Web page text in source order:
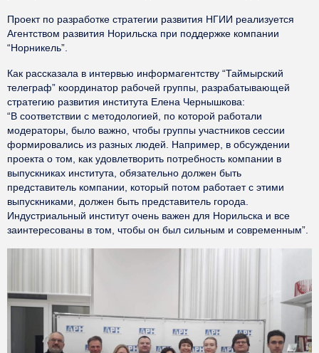
Проект по разработке стратегии развития НГИИ реализуется
Агентством развития Норильска при поддержке компании
“Норникель”.
Как рассказала в интервью информагентству “Таймырский
телеграф” координатор рабочей группы, разрабатывающей
стратегию развития института Елена Чернышкова:
“В соответствии с методологией, по которой работали
модераторы, было важно, чтобы группы участников сессии
формировались из разных людей. Например, в обсуждении
проекта о том, как удовлетворить потребность компании в
выпускниках института, обязательно должен быть
представитель компании, который потом работает с этими
выпускниками, должен быть представитель города.
Индустриальный институт очень важен для Норильска и все
заинтересованы в том, чтобы он был сильным и современным”.